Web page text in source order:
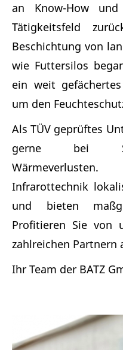
an Know-How
Tätigkeitsfeld
Beschichtung von
wie Futtersilos
ein weit
um den
Als TÜV geprüftes
gerne bei
Infrarottechnik
und bieten
Profitieren Sie von
zahlreichen Partnern
Ihr Team der BATZ